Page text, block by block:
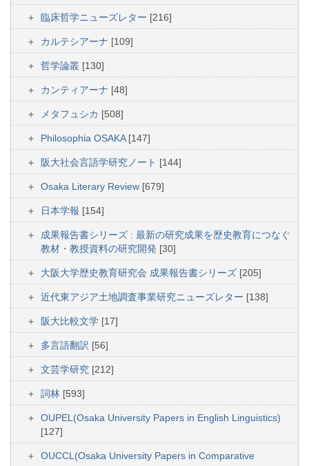
臨床哲学ニューズレター [216]
カルテシアーナ [109]
哲学論叢 [130]
カンティアーナ [48]
メタフュシカ [508]
Philosophia OSAKA [147]
阪大社会言語学研究ノート [144]
Osaka Literary Review [679]
日本学報 [154]
成果報告書シリーズ : 最新の研究成果を歴史教育につなぐ
教材・教授資料の研究開発 [30]
大阪大学歴史教育研究会 成果報告書シリーズ [205]
近代東アジア土地調査事業研究ニューズレター [138]
阪大比較文学 [17]
多言語翻訳 [56]
文芸学研究 [212]
詞林 [593]
OUPEL(Osaka University Papers in English Linguistics)
[127]
OUCCL(Osaka University Papers in Comparative